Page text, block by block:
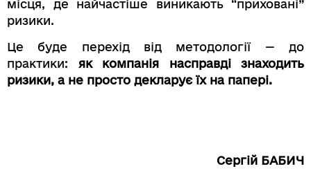
місця, де найчастіше виникають “приховані”
ризики.
Це буде перехід від методології — до
практики: як компанія насправді знаходить
ризики, а не просто декларує їх на папері.
Сергій БАБИЧ